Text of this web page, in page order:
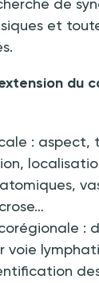
de
et
du
: aspect,
:
voie